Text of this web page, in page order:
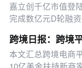
嘉立创千亿市值登
完成数亿元D轮融
本文汇总跨境电商